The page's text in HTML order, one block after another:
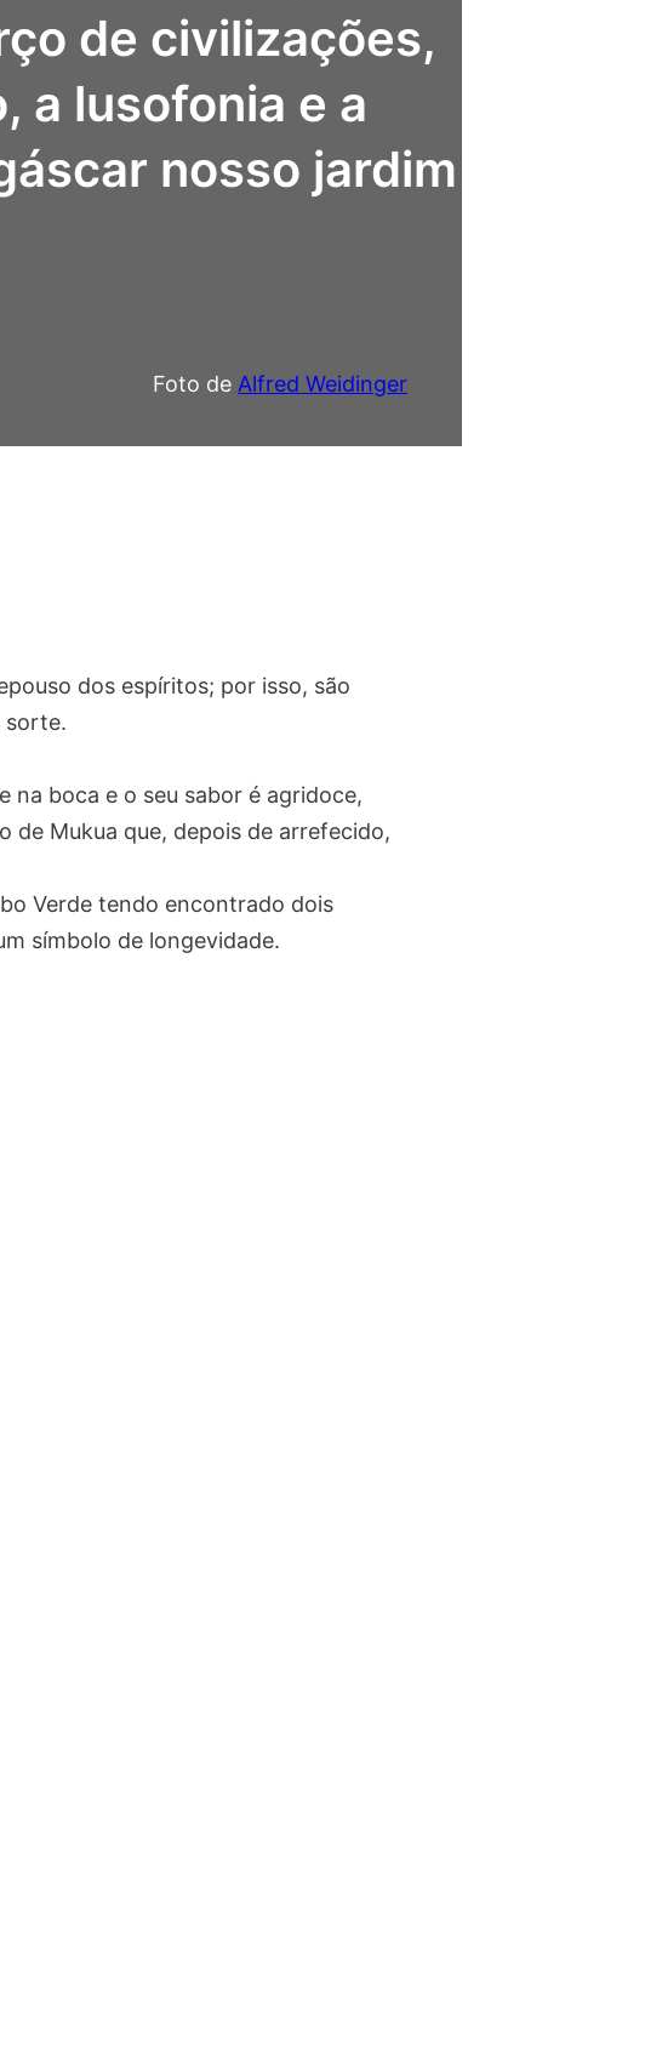
de civilizações,
a lusofonia e a
nosso jardim
Foto de Alfred Weidinger
dos espíritos; por isso, são
sorte.
boca e o seu sabor é agridoce,
de Mukua que, depois de arrefecido,
Verde tendo encontrado dois
símbolo de longevidade.